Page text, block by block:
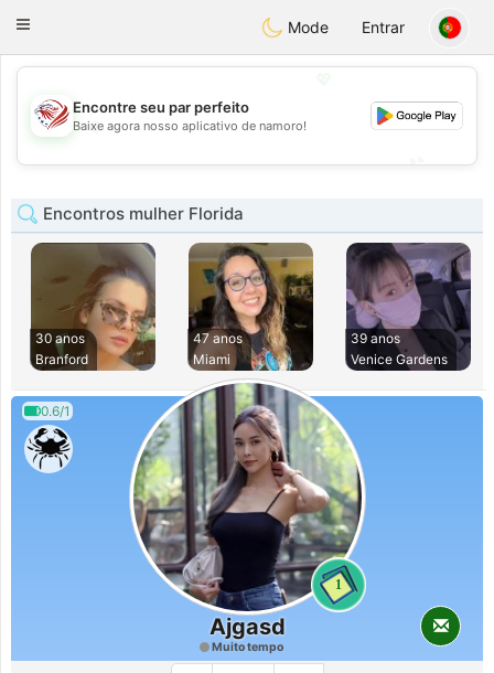
Dating
Toggle
Mode Entrar
💖
💕
Encontre seu par perfeito
Baixe agora nosso aplicativo de namoro!
Encontros mulher Florida
30 anos
Branford
47 anos
Miami
39 anos
Venice Gardens
0.6/1
1
Ajgasd
Muito tempo